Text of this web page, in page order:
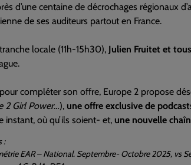
d’une centaine de décrochages régionaux
de ses auditeurs partout en France.
locale (11h-15h30), Julien Fruitet et
compléter son offre, Europe 2 propose
2 Girl Power…), une offre exclusive de
instant, où qu’ils soient- et, une nouvelle
:
EAR – National. Septembre- Octobre 2025, vs